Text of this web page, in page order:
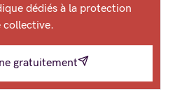
dédiés à la protection
collective.
gratuitement